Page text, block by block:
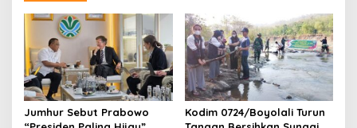
Jumhur Sebut Prabowo
Kodim 0724/Boyolali Turun